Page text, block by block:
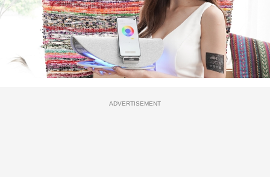
ADVERTISEMENT